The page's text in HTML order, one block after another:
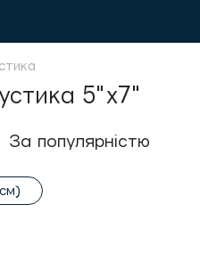
5"x7"
За популярністю